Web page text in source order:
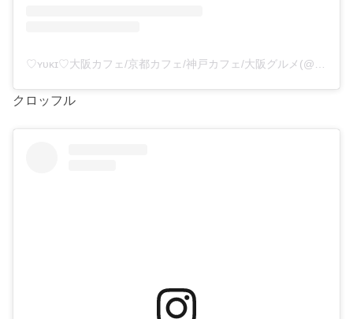
♡ʏᴜᴋɪ♡大阪カフェ/京都カフェ/神戸カフェ/大阪グルメ(@tabemastagram)がシェアした投稿
クロッフル